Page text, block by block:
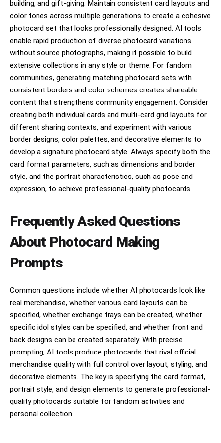
☐ 턱선 대부분 가려짐
☐ 얼굴 전체가 드러나면 실패
☐ 인물이 카메라를 응시
☐ 얼굴과 핸드폰 위주의 초근접 셀카
☐ 얼굴 노출 비율 20~40%
어진 사진과 100%같아야 함
☐ 코와 입 대부분 가려짐
☐ 얼굴 전체가 보이면 실패
☐ 자연스러운 무표정
☐ 인물의 왜곡은 전혀 없이 이목구비가 예시 로 주어진 사
진과 100%같아야 함
☐ 살짝 웃는 표정 허용
☐ 과장된 미소 금지
☐ 인플루언서 느낌 금지
☐ 카메라 응시
[핸드폰 위치]
☐ 핸드폰이 얼굴 바로 앞
☐ 카메라 렌즈와 매우 가까움
[의상]
두 사람 모두 원본 사진의 착장을 그대로 유지한다.
* 의상 변경
* 색상 변경
* 핏 변경
원본 의상의 주름과 디테일까지 유지.
⸻
[카메라 앱 라이브뷰]
아이폰 기본 카메라 앱이 실행된 상태.
화면 대부분이 라이브뷰로 보이며 다음 요소 포함:
* 초점 프레임
* 노출 및 포커스 UI 일부
[화면 재촬영 연출]
최종 이미지는 스크린샷이 아니다.
으로 급하게 촬영한 실제 사진처럼 표현한다.
반드시 포함
* 미세한 화면 픽셀 구조
* OLED 디스플레이 질감
* 약한 모아레 패턴
* 디스플레이 반사광
* 균일하지 않은 화면 밝기
* 디지털 노이즈
* 저조도 컬러 노이즈
building, and gift-giving. Maintain consistent card layouts and
color tones across multiple generations to create a cohesive
photocard set that looks professionally designed. AI tools
enable rapid production of diverse photocard variations
without source photographs, making it possible to build
extensive collections in any style or theme. For fandom
communities, generating matching photocard sets with
consistent borders and color schemes creates shareable
content that strengthens community engagement. Consider
creating both individual cards and multi-card grid layouts for
different sharing contexts, and experiment with various
border designs, color palettes, and decorative elements to
develop a signature photocard style. Always specify both the
card format parameters, such as dimensions and border
style, and the portrait characteristics, such as pose and
expression, to achieve professional-quality photocards.
Frequently Asked Questions
About Photocard Making
Prompts
Common questions include whether AI photocards look like
real merchandise, whether various card layouts can be
specified, whether exchange trays can be created, whether
specific idol styles can be specified, and whether front and
back designs can be created separately. With precise
prompting, AI tools produce photocards that rival official
merchandise quality with full control over layout, styling, and
decorative elements. The key is specifying the card format,
portrait style, and design elements to generate professional-
quality photocards suitable for fandom activities and
personal collection.